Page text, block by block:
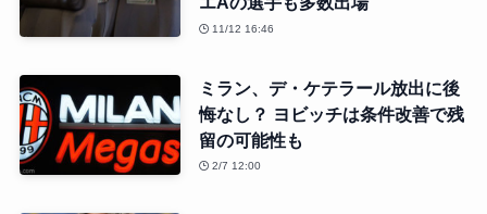
11/12 16:46
ミラン、デ・ケテラール放出に後
悔なし？ ヨビッチは条件改善で残
留の可能性も
2/7 12:00